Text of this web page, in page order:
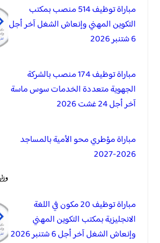
مباراة توظيف 514 منصب بمكتب
التكوين المهني وإنعاش الشغل آخر أجل
6 شتنبر 2026
مباراة توظيف 174 منصب بالشركة
الجهوية متعددة الخدمات سوس ماسة
آخر أجل 24 غشت 2026
مباراة مؤطري محو الأمية بالمساجد
2026-2027
مباراة توظيف 20 مكون في اللغة
الانجليزية بمكتب التكوين المهني
وإنعاش الشغل آخر أجل 6 شتنبر 2026